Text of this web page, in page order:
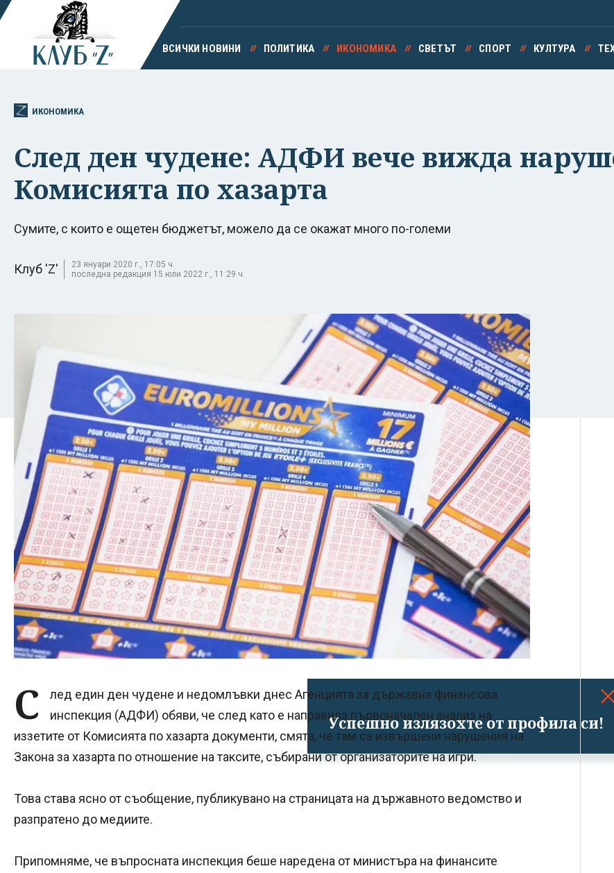
Успешно излязохте от профила си!
ВСИЧКИ НОВИНИ ПОЛИТИКА ИКОНОМИКА СВЕТЪТ СПОРТ КУЛТУРА
ИКОНОМИКА
След ден чудене: АДФИ вече вижда
Комисията по хазарта
Сумите, с които е ощетен бюджетът, можело да се окажат много по-големи
Клуб 'Z'
23 януари 2020 г., 17:05 ч.
последна редакция 15 юли 2022 г., 11:29 ч.
С
лед един ден чудене и недомлъвки днес Агенцията за държавна финансова
инспекция (АДФИ) обяви, че след като е направила първоначален анализ на
иззетите от Комисията по хазарта документи, смята, че там са извършени нарушения на
Закона за хазарта по отношение на таксите, събирани от организаторите на игри.
Това става ясно от съобщение, публикувано на страницата на държавното ведомство и
разпратено до медиите.
Припомняме, че въпросната инспекция беше наредена от министъра на финансите